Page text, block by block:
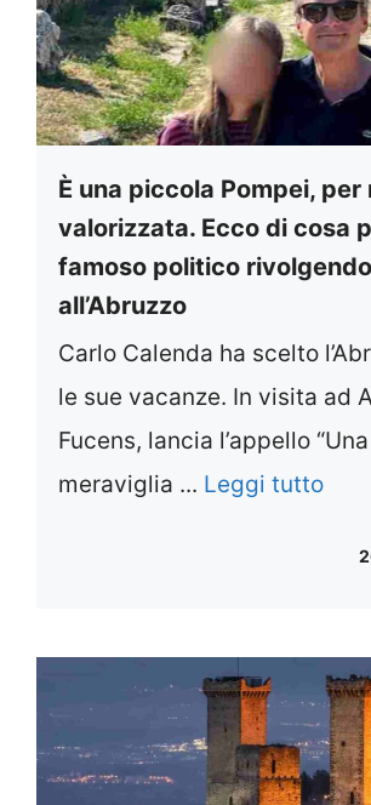
È una piccola Pompei, per
valorizzata. Ecco di cosa
famoso politico
all’Abruzzo
Carlo Calenda ha scelto
le sue vacanze. In visita ad
Fucens, lancia l’appello “Una
meraviglia ... Leggi tutto